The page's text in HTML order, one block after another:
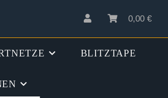
0,00 €
BLITZTAPE